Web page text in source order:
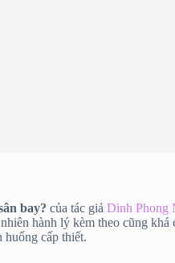
bay? của tác giả Dinh Phong
hành lý kèm theo cũng
cấp thiết.